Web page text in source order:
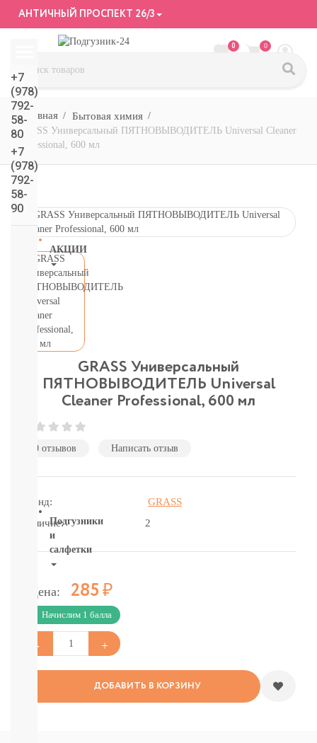
АНТИЧНЫЙ ПРОСПЕКТ 26/3
0 0
+7
(978)
792-
58-
80
+7
(978)
792-
58-
90
АКЦИИ
СМОТРЕТЬ
ВСЕ
подгузники/
подгузники-
трусики
детское
питание
бытовая
химия
гигиена
Товары
для
и
Подгузники
и
салфетки
БРЕНДЫ
Салфетки,
пеленки
Подгузники-
трусики
Tanoshi
Бытовая химия
GRASS Универсальный ПЯТНОВЫВОДИТЕЛЬ Universal Cleaner
Professional, 600 мл
GRASS Универсальный
ПЯТНОВЫВОДИТЕЛЬ Universal
Cleaner Professional, 600 мл
0 отзывов Написать отзыв
Бренд:
GRASS
Наличие:
2
Цена: 285 Р
Начислим 1 балла
ДОБАВИТЬ В КОРЗИНУ